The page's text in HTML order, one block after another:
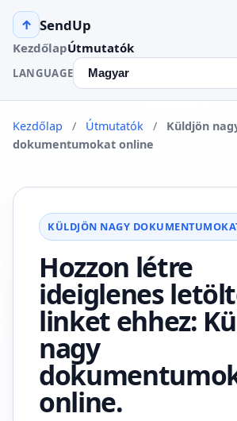
↑ SendUp
KezdőlapÚtmutatók
LANGUAGE
Kezdőlap / Útmutatók /
Küldjön
dokumentumokat online
KÜLDJÖN NAGY
Hozzon létre
ideiglenes
linket ehhez:
nagy
online.